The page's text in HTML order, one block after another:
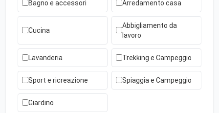
Bagno e accessori Arredamento casa
Cucina
Abbigliamento da
lavoro
Lavanderia Trekking e Campeggio
Sport e ricreazione Spiaggia e Campeggio
Giardino